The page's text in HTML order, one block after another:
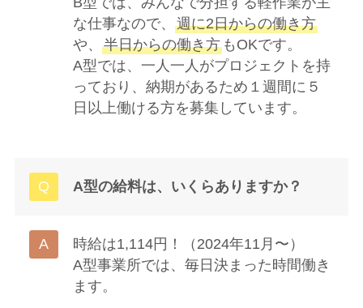
な仕事なので、 週に2日からの働き方
や、 半日からの働き方もOKです。
A型では、一人一人がプロジェクトを持
っており、納期があるため１週間に５
日以上働ける方を募集しています。
A型の給料は、いくらありますか？
時給は1,114円！（2024年11月〜）
A型事業所では、毎日決まった時間働き
ます。